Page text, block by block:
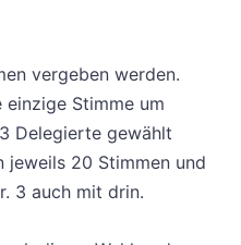
vergeben werden.
Stimme um
Delegierte gewählt
jeweils 20 Stimmen und
3 auch mit drin.